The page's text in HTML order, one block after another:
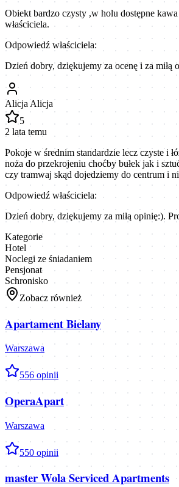
Obiekt bardzo czysty ,w holu dostępne
właściciela.
Odpowiedź właściciela:
Dzień dobry, dziękujemy za ocenę i za miłą
Alicja Alicja
5
2 lata temu
Pokoje w średnim standardzie lecz czyste i
noża do przekrojeniu choćby bułek jak i
czy tramwaj skąd dojedziemy do centrum i
Odpowiedź właściciela:
Dzień dobry, dziękujemy za miłą opinię:).
Kategorie
Hotel
Noclegi ze śniadaniem
Pensjonat
Schronisko
Zobacz również
Apartament Bielany
Warszawa
556 opinii
OperaApart
Warszawa
550 opinii
master Wola Serviced Apartments